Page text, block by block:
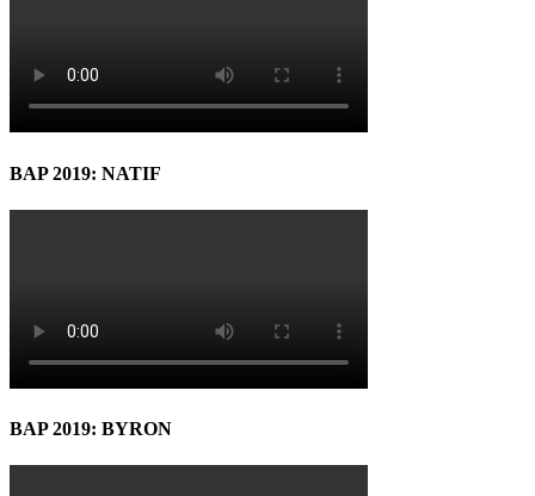
BAP 2019: NATIF
BAP 2019: BYRON